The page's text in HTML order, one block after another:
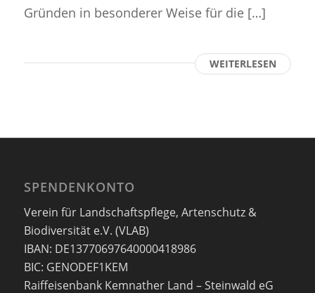
Gründen in besonderer Weise für die […]
WEITERLESEN
SPENDENKONTO
Verein für Landschaftspflege, Artenschutz &
Biodiversität e.V. (VLAB)
IBAN: DE13770697640000418986
BIC: GENODEF1KEM
Raiffeisenbank Kemnather Land – Steinwald eG